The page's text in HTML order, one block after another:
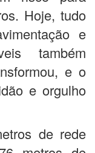
Hoje, tudo
e
também
e o
e orgulho
de rede